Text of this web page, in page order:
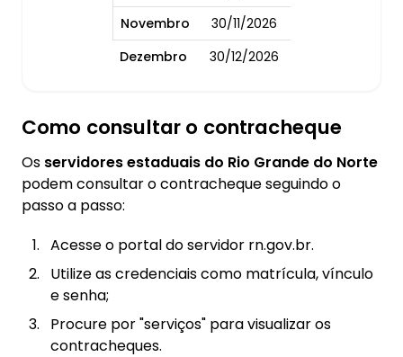
Novembro
30/11/2026
Dezembro
30/12/2026
Como consultar o contracheque
Os servidores estaduais do Rio Grande do Norte
podem consultar o contracheque seguindo o
passo a passo:
Acesse o portal do servidor rn.gov.br.
Utilize as credenciais como matrícula, vínculo
e senha;
Procure por "serviços" para visualizar os
contracheques.